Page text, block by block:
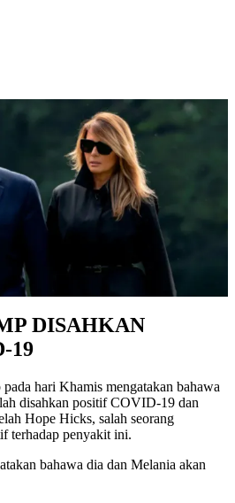
DISAHKAN
19
hari Khamis mengatakan bahawa
disahkan positif COVID-19 dan
Hope Hicks, salah seorang
terhadap penyakit ini.
bahawa dia dan Melania akan